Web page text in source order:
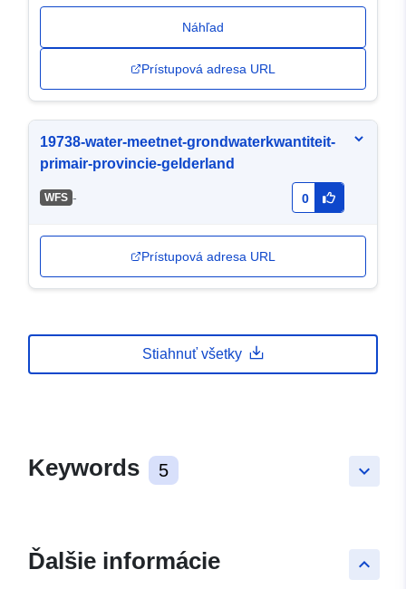
Náhľad
Prístupová adresa URL
19738-water-meetnet-grondwaterkwantiteit-
primair-provincie-gelderland
WFS - 0
Prístupová adresa URL
Stiahnuť všetky
keyboard_arrow_down
Keywords 5
keyboard_arrow_up
Ďalšie informácie